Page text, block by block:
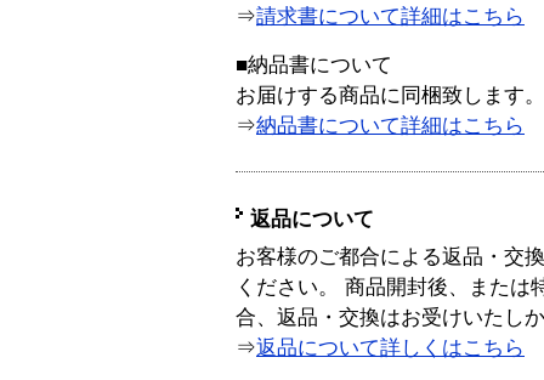
⇒請求書について詳細はこちら
■納品書について
お届けする商品に同梱致します。
⇒納品書について詳細はこちら
返品について
お客様のご都合による返品・交
ください。 商品開封後、または
合、返品・交換はお受けいたし
⇒返品について詳しくはこちら